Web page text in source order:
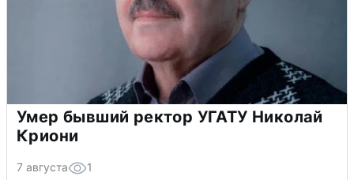
Умер бывший ректор УГАТУ Николай
Криони
7 августа 1